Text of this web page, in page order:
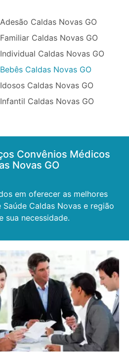
Caldas Novas GO
Caldas Novas GO
Caldas Novas GO
Caldas Novas GO
Caldas Novas GO
Caldas Novas GO
Convênios Médicos
Novas GO
em oferecer as melhores
Caldas Novas e região
sua necessidade.